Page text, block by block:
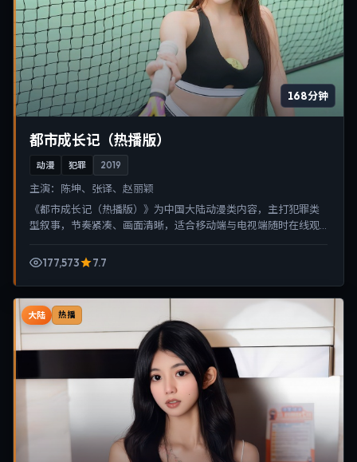
168分钟
都市成长记（热播版）
动漫 犯罪 2019
主演： 陈坤、张译、赵丽颖
《都市成长记（热播版）》为中国大陆动漫类内容，主打犯罪类
型叙事，节奏紧凑、画面清晰，适合移动端与电视端随时在线观
177,573
7.7
大陆 热播